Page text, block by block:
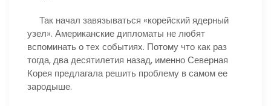
Так начал завязываться «корейский ядерный
узел». Американские дипломаты не любят
вспоминать о тех событиях. Потому что как раз
тогда, два десятилетия назад, именно Северная
Корея предлагала решить проблему в самом ее
зародыше.